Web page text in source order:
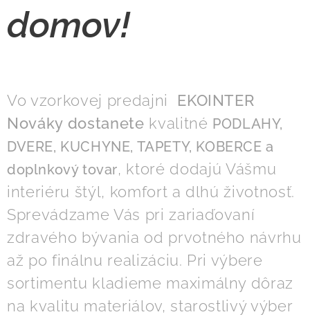
domov!
Vo vzorkovej predajni EKOINTER
Nováky dostanete kvalitné PODLAHY,
DVERE, KUCHYNE, TAPETY, KOBERCE a
doplnkový tovar, ktoré dodajú Vášmu
interiéru štýl, komfort a dlhú životnosť.
Sprevádzame Vás pri zariaďovaní
zdravého bývania od prvotného návrhu
až po finálnu realizáciu. Pri výbere
sortimentu kladieme maximálny dôraz
na kvalitu materiálov, starostlivý výber